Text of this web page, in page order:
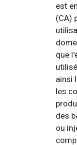
est
(CA)
que
ainsi
les
des
ou